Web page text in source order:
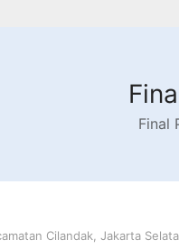
Final
Cilandak, Jakarta